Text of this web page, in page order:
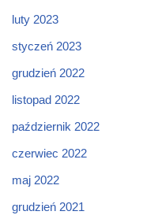
luty 2023
styczeń 2023
grudzień 2022
listopad 2022
październik 2022
czerwiec 2022
maj 2022
grudzień 2021